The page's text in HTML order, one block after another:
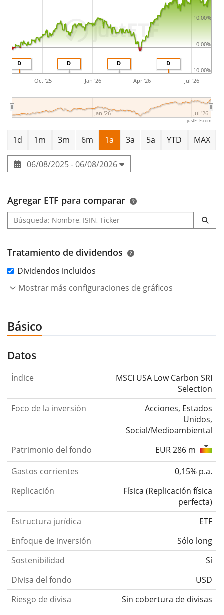
El Xtrackers MSCI USA ESG UCITS ETF 1D tiene286m
Euro de activos gestionados. El ETF selanzó el 20 de
abril de 2022y estádomiciliado en Irlanda.
D
D
D
D
Oct '25 Jan '26 Apr '26 Jul '26
Jan '26 Jul '26
-10.00%
0.00%
10.00%
justETF.com
1d 1m 3m 6m 1a 3a 5a YTD MAX
06/08/2025 - 06/08/2026
Agregar ETF para comparar
Tratamiento de dividendos
Dividendos incluidos
Mostrar más configuraciones de gráficos
Básico
Datos
Índice
MSCI USA Low Carbon SRI
Selection
Foco de la inversión
Acciones, Estados
Unidos,
Social/Medioambiental
Patrimonio del fondo
EUR 286 m
Gastos corrientes
0,15% p.a.
Replicación
Física (Replicación física
perfecta)
Estructura jurídica
ETF
Enfoque de inversión
Sólo long
Sostenibilidad
Sí
Divisa del fondo
USD
Riesgo de divisa
Sin cobertura de divisas